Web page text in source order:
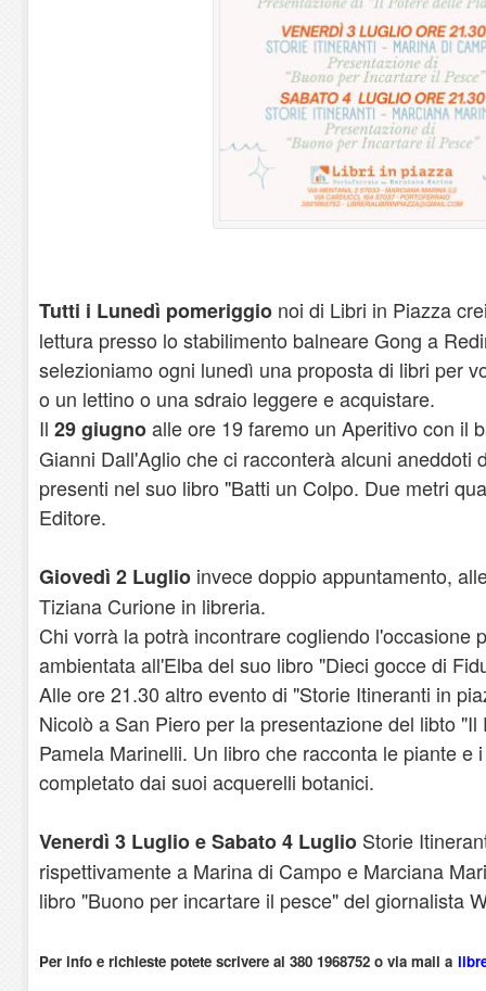
Tutti i Lunedì pomeriggio noi di Libri in Piazza
lettura presso lo stabilimento balneare Gong a
selezioniamo ogni lunedì una proposta di libri per
o un lettino o una sdraio leggere e acquistare.
Il 29 giugnoalle ore 19 faremo un Aperitivo con il
Gianni Dall'Aglio che ci racconterà alcuni aneddoti
presenti nel suo libro "Batti un Colpo. Due metri
Editore.
Giovedì 2 Luglio invece doppio appuntamento,
Tiziana Curione in libreria.
Chi vorrà la potrà incontrare cogliendo l'occasione
ambientata all'Elba del suo libro "Dieci gocce di
Alle ore 21.30 altro evento di "Storie Itineranti in
Nicolò a San Piero per la presentazione del libto
Pamela Marinelli. Un libro che racconta le piante e
completato dai suoi acquerelli botanici.
Venerdì 3 Luglio e Sabato 4 Luglio Storie
rispettivamente a Marina di Campo e Marciana
libro "Buono per incartare il pesce" del giornalista
Per info e richieste potete scrivere al 380 1968752 o via mail a